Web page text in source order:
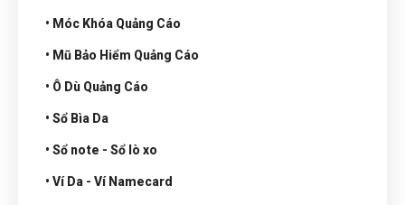
• Móc Khóa Quảng Cáo
• Mũ Bảo Hiểm Quảng Cáo
• Ô Dù Quảng Cáo
• Sổ Bìa Da
• Sổ note - Sổ lò xo
• Ví Da - Ví Namecard